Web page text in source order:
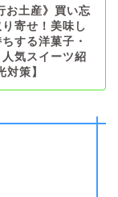
お土産》買い忘
寄せ！美味し
する洋菓子・
気スイーツ紹
策】